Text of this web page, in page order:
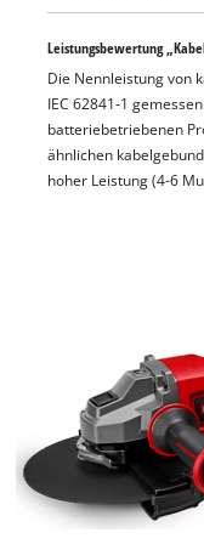
Langlebigkeit. Für
und größer
ohne Ladegerät,
erhältlich, sowie
Leistungsbewertung
Die Nennleistung von
IEC 62841-1
batteriebetriebenen
ähnlichen
hoher Leistung (4-6